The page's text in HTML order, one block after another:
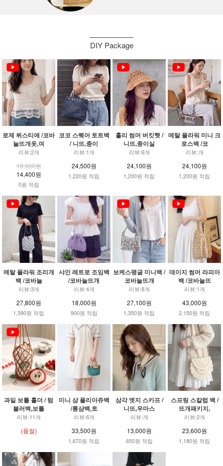
DIY Package
로제 뷔스티에 /코바
늘뜨개옷,여
리뷰:2개
18,000원
14,400원
0원 적립
코코 스퀘어 토트백
/ 니뜨,종이
리뷰:1개
24,500원
1,220원 적립
홀리 썸머 버킷햇 /
니뜨,종이실
리뷰:6개
24,100원
1,200원 적립
메탈 플라워 미니 크
로스백 /코
리뷰:개
24,100원
1,200원 적립
메탈 플라워 조리개
백 /코바늘
리뷰:3개
27,800원
1,390원 적립
샤인 레트로 조임백
/코바늘뜨개
리뷰:4개
18,000원
900원 적립
보케스팽글 미니백 /
코바늘뜨개
리뷰:8개
27,100원
1,350원 적립
데이지 썸머 라피아
백 /코바늘뜨
리뷰:1개
43,000원
2,150원 적립
과일 보틀 홀더 / 텀
블러백,보틀
리뷰:11개
(품절)
미니 샴 플리아쥬백
/롱샴백,토
리뷰:6개
33,500원
1,670원 적립
삼각 엣지 스카프 /
니뜨,우마스
리뷰:개
13,000원
650원 적립
스프링 스칼럽 백 /
뜨개패키지,
리뷰:2개
23,600원
1,180원 적립